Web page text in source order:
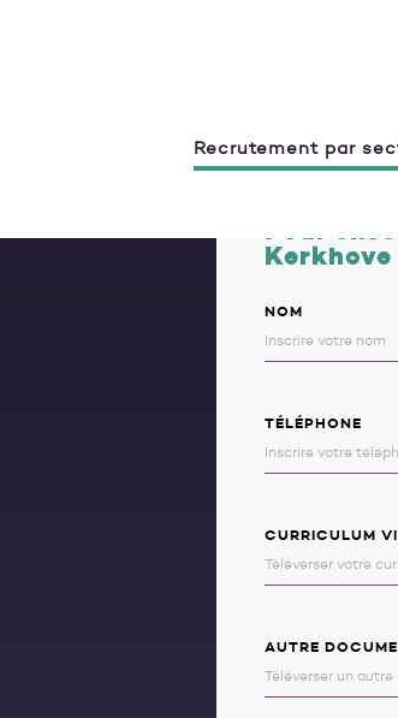
Recrutement par
Pour
NOM
TÉLÉPHONE
CURRICULUM
AUTRE